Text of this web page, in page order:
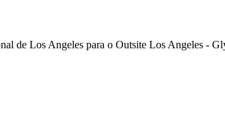
de Los Angeles para o Outsite Los Angeles -